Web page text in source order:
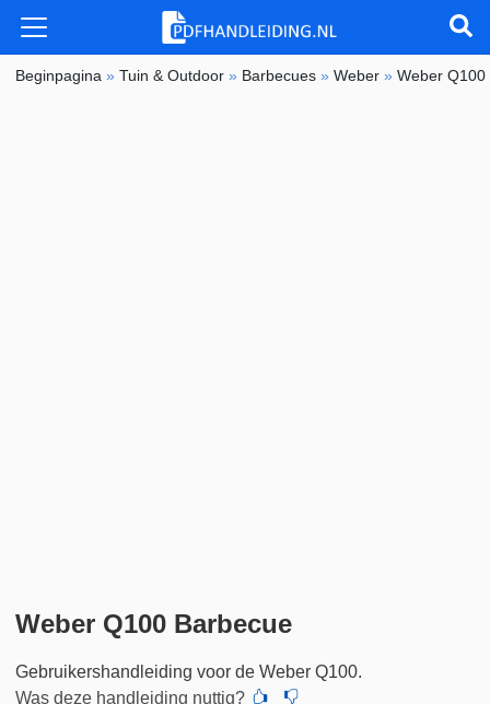
Beginpagina »Tuin & Outdoor » Barbecues »Weber »Weber Q100
Weber Q100 Barbecue
Gebruikershandleiding voor de Weber Q100.
Was deze handleiding nuttig?